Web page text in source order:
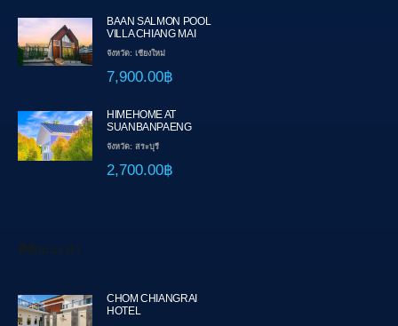
BAAN SALMON POOL
VILLA CHIANG MAI
จังหวัด: เชียงใหม่
7,900.00฿
HIMEHOME AT
SUANBANPAENG
จังหวัด: สระบุรี
2,700.00฿
ที่พักแนะนำ
CHOM CHIANGRAI
HOTEL